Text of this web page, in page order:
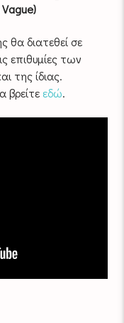
διατεθεί σε
επιθυμίες των
της ίδιας.
βρείτε εδώ.